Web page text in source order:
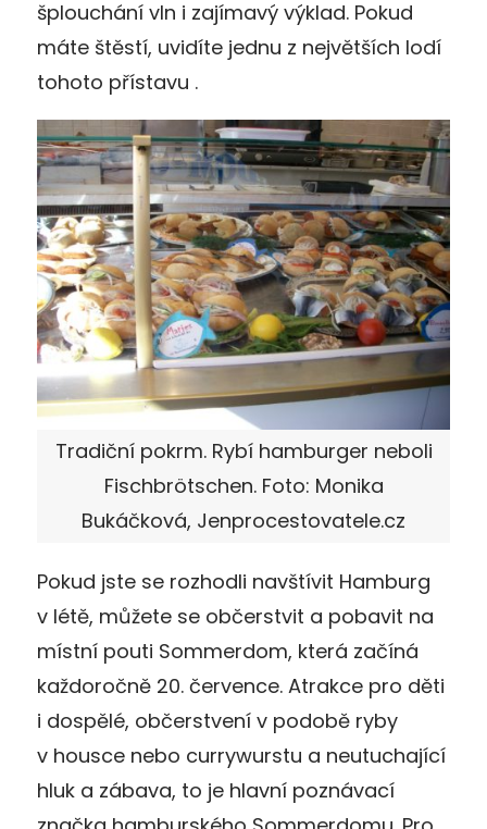
šplouchání vln i zajímavý výklad. Pokud
máte štěstí, uvidíte jednu z největších lodí
tohoto přístavu .
Tradiční pokrm. Rybí hamburger neboli
Fischbrötschen. Foto: Monika
Bukáčková, Jenprocestovatele.cz
Pokud jste se rozhodli navštívit Hamburg
v létě, můžete se občerstvit a pobavit na
místní pouti Sommerdom, která začíná
každoročně 20. července. Atrakce pro děti
i dospělé, občerstvení v podobě ryby
v housce nebo currywurstu a neutuchající
hluk a zábava, to je hlavní poznávací